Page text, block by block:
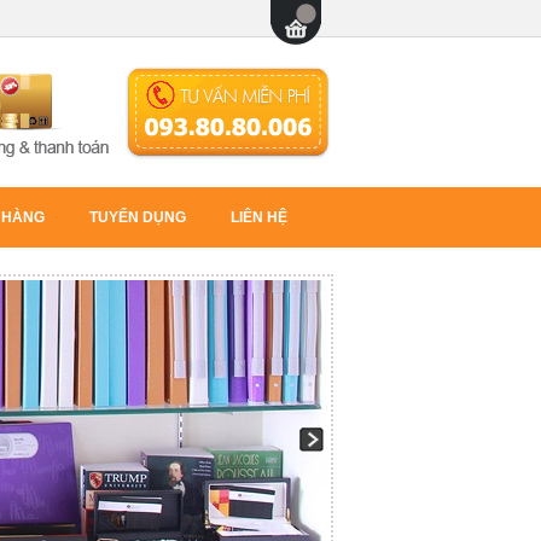
TUYỂN DỤNG LIÊN HỆ